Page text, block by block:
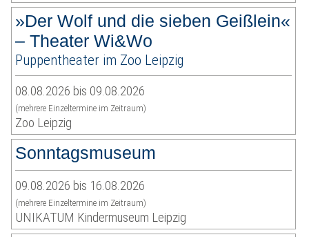
»Der Wolf und die sieben Geißlein«
– Theater Wi&Wo
Puppentheater im Zoo Leipzig
08.08.2026 bis 09.08.2026
(mehrere Einzeltermine im Zeitraum)
Zoo Leipzig
Sonntagsmuseum
09.08.2026 bis 16.08.2026
(mehrere Einzeltermine im Zeitraum)
UNIKATUM Kindermuseum Leipzig